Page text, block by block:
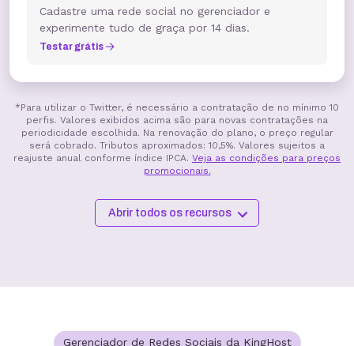
Cadastre uma rede social no gerenciador e
experimente tudo de graça por 14 dias.
Testar grátis
*Para utilizar o Twitter, é necessário a contratação de no mínimo 10
perfis. Valores exibidos acima são para novas contratações na
periodicidade escolhida. Na renovação do plano, o preço regular
será cobrado. Tributos aproximados: 10,5%. Valores sujeitos a
reajuste anual conforme índice IPCA. Veja as condições para preços
promocionais.
Abrir todos os recursos
Gerenciador de Redes Sociais da KingHost